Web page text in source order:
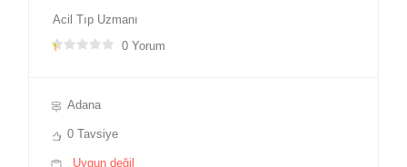
Acil Tıp Uzmanı
0 Yorum
Adana
0 Tavsiye
Uygun değil